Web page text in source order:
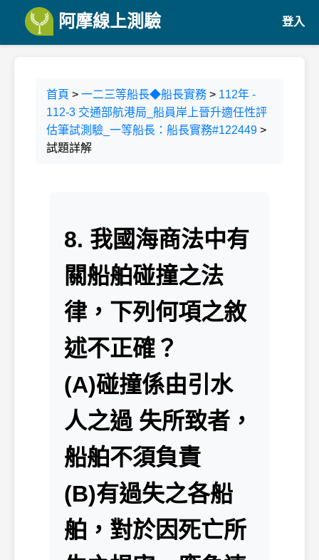
阿摩線上測驗 登入
首頁 > 一二三等船長◆船長實務 > 112年 -
112-3 交通部航港局_船員岸上晉升適任性評
估筆試測驗_一等船長：船長實務#122449 >
試題詳解
8. 我國海商法中有
關船舶碰撞之法
律，下列何項之敘
述不正確？
(A)碰撞係由引水
人之過 失所致者，
船舶不須負責
(B)有過失之各船
舶，對於因死亡所